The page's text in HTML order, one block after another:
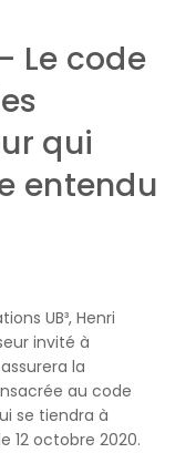
Le code
qui
entendu
UB³, Henri
invité à
la
au code
se tiendra à
12 octobre 2020.